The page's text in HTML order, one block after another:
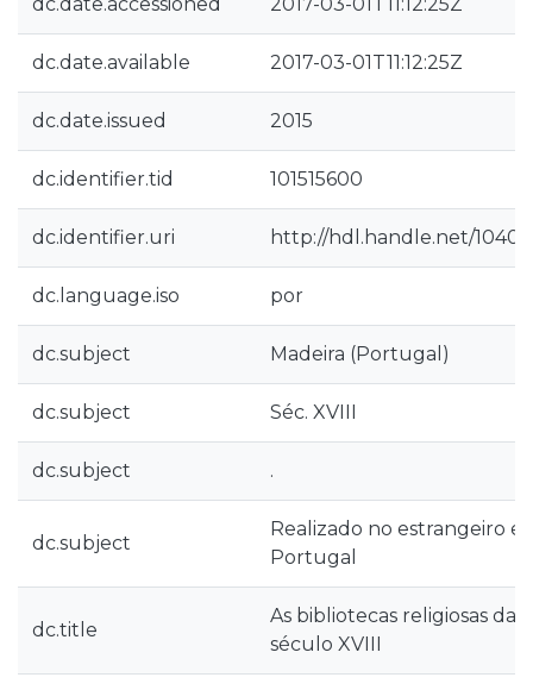
dc.date.available 2017-03-01T11:12:25Z
dc.date.issued 2015
dc.identifier.tid 101515600
dc.identifier.uri http://hdl.handle.net/
dc.language.iso por
dc.subject Madeira (Portugal)
dc.subject Séc. XVIII
dc.subject .
dc.subject
Realizado no estrangeiro e
Portugal
dc.title
As bibliotecas religiosas da
século XVIII